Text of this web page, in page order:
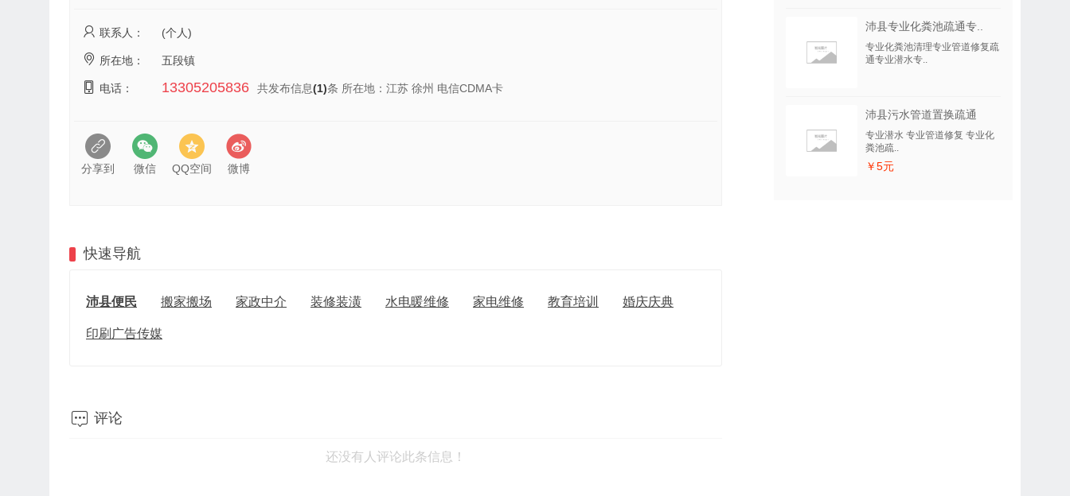
联系人： (个人)
所在地： 五段镇
电话： 13305205836 共发布信息(1)条 所在地：江苏 徐州 电信CDMA卡
分享到 微信 QQ空间 微博
快速导航
沛县便民 搬家搬场 家政中介 装修装潢 水电暖维修 家电维修 教育培训 婚庆庆典
印刷广告传媒
 评论
还没有人评论此条信息！
沛县专业化粪池疏通专..
专业化粪池清理专业管道修复疏
通专业潜水专..
沛县污水管道置换疏通
专业潜水 专业管道修复 专业化
粪池疏..
￥5元